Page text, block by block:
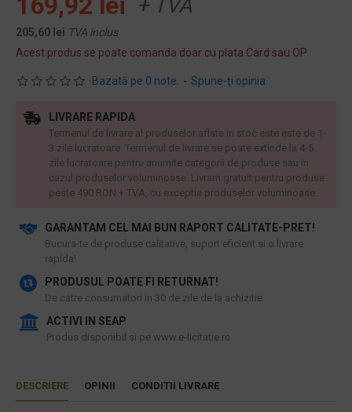
Bazată pe 0 note. - Spune-ţi opinia
+ TVA
205,60 lei TVA inclus
Acest produs se poate comanda doar cu plata Card sau OP
GARANTAM CEL MAI BUN RAPORT CALITATE-PRET!
​Bucura-te de produse calitative, suport eficient si o livrare
rapida!
PRODUSUL POATE FI RETURNAT!
De catre consumatori in 30 de zile de la achizitie
ACTIVI IN SEAP
Produs disponibil si pe www.e-licitatie.ro
LIVRARE RAPIDA
Termenul de livrare al produselor aflate in stoc este este de 1-
3 zile lucratoare. Termenul de livrare se poate extinde la 4-5
zile lucratoare pentru anumite categorii de produse sau in
cazul produselor voluminoase. Livram gratuit pentru produse
peste 490 RON + TVA, cu exceptia produselor voluminoase.
DESCRIERE OPINII CONDITII LIVRARE